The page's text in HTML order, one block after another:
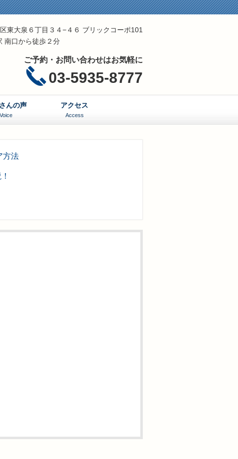
東大泉６丁目３４−４６ ブリックコーポ101
口から徒歩２分
ご予約・お問い合わせはお気軽に
03-5935-8777
んの声
Voice
アクセス
Access
方法